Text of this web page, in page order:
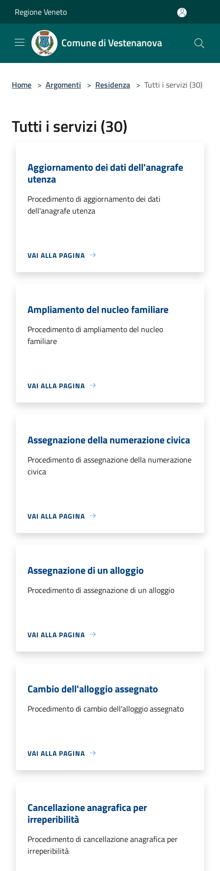
Regione Veneto
Comune di Vestenanova
Home > Argomenti > Residenza > Tutti i servizi (30)
Tutti i servizi (30)
Aggiornamento dei dati dell'anagrafe
utenza
Procedimento di aggiornamento dei dati
dell'anagrafe utenza
VAI ALLA PAGINA
Ampliamento del nucleo familiare
Procedimento di ampliamento del nucleo
familiare
VAI ALLA PAGINA
Assegnazione della numerazione civica
Procedimento di assegnazione della numerazione
civica
VAI ALLA PAGINA
Assegnazione di un alloggio
Procedimento di assegnazione di un alloggio
VAI ALLA PAGINA
Cambio dell'alloggio assegnato
Procedimento di cambio dell'alloggio assegnato
VAI ALLA PAGINA
Cancellazione anagrafica per
irreperibilità
Procedimento di cancellazione anagrafica per
irreperibilità